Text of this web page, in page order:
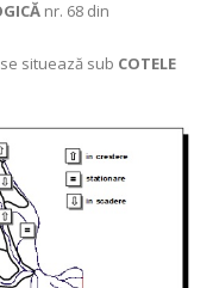
nr. 68 din
situează sub COTELE